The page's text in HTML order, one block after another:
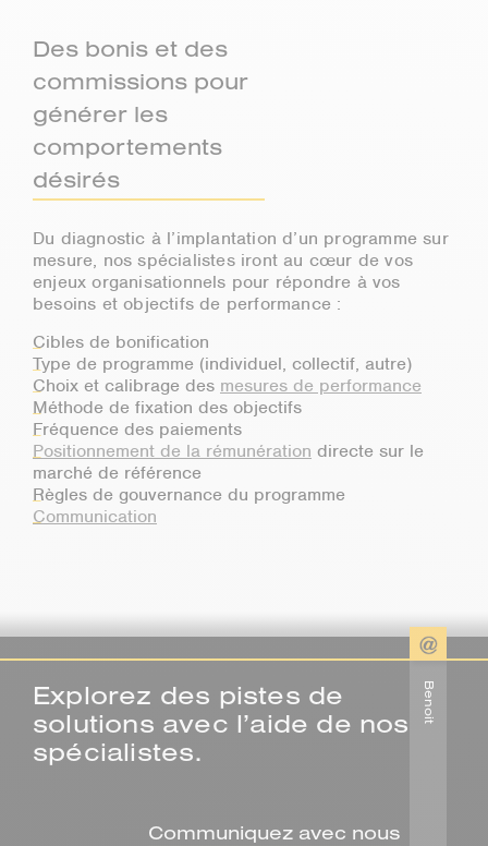
Des bonis et des
commissions pour
générer les
comportements
désirés
Du diagnostic à l’implantation d’un programme sur
mesure, nos spécialistes iront au cœur de vos
enjeux organisationnels pour répondre à vos
besoins et objectifs de performance :
Cibles de bonification
Type de programme (individuel, collectif, autre)
Choix et calibrage des mesures de performance
Méthode de fixation des objectifs
Fréquence des paiements
Positionnement de la rémunération directe sur le
marché de référence
Règles de gouvernance du programme
Communication
Benoit
Communiquez avec nous
Explorez des pistes de
solutions avec l’aide de nos
spécialistes.